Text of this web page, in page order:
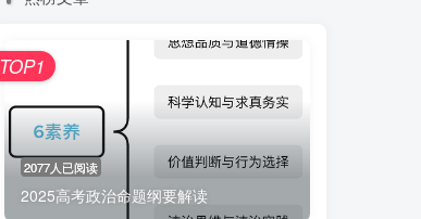
2077人已阅读
2025高考政治命题纲要解读
TOP1